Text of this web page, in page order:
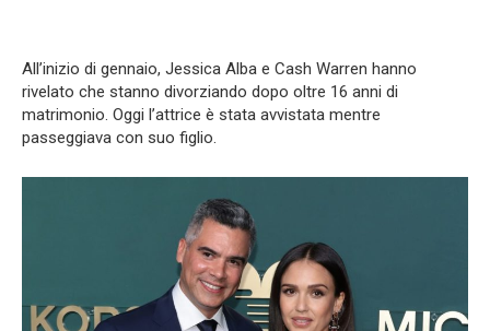
All’inizio di gennaio, Jessica Alba e Cash Warren hanno
rivelato che stanno divorziando dopo oltre 16 anni di
matrimonio. Oggi l’attrice è stata avvistata mentre
passeggiava con suo figlio.